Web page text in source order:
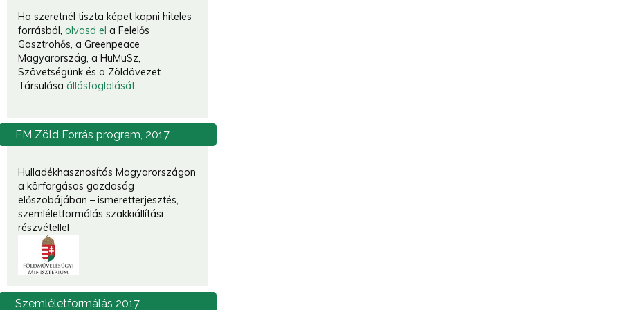
Ha szeretnél tiszta képet kapni hiteles
forrásból, olvasd el a Felelős
Gasztrohős, a Greenpeace
Magyarország, a HuMuSz,
Szövetségünk és a Zöldövezet
Társulása állásfoglalását.
FM Zöld Forrás program, 2017
Hulladékhasznosítás Magyarországon
a körforgásos gazdaság
előszobájában – ismeretterjesztés,
szemléletformálás szakkiállítási
részvétellel
Szemléletformálás 2017